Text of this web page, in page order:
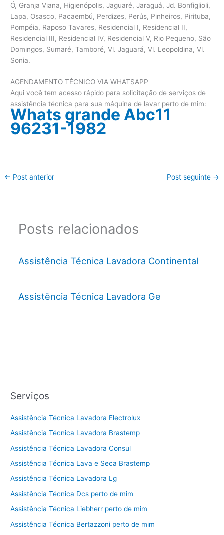
Ó, Granja Viana, Higienópolis, Jaguaré, Jaraguá, Jd. Bonfiglioli,
Lapa, Osasco, Pacaembú, Perdizes, Perús, Pinheiros, Pirituba,
Pompéia, Raposo Tavares, Residencial I, Residencial II,
Residencial III, Residencial IV, Residencial V, Rio Pequeno, São
Domingos, Sumaré, Tamboré, Vl. Jaguará, Vl. Leopoldina, Vl.
Sonia.
AGENDAMENTO TÉCNICO VIA WHATSAPP
Aqui você tem acesso rápido para solicitação de serviços de
assistência técnica para sua máquina de lavar perto de mim:
Whats grande Abc11
96231-1982
← Post anterior Post seguinte →
Posts relacionados
Assistência Técnica Lavadora Continental
Assistência Técnica Lavadora Ge
Serviços
Assistência Técnica Lavadora Electrolux
Assistência Técnica Lavadora Brastemp
Assistência Técnica Lavadora Consul
Assistência Técnica Lava e Seca Brastemp
Assistência Técnica Lavadora Lg
Assistência Técnica Dcs perto de mim
Assistência Técnica Liebherr perto de mim
Assistência Técnica Bertazzoni perto de mim